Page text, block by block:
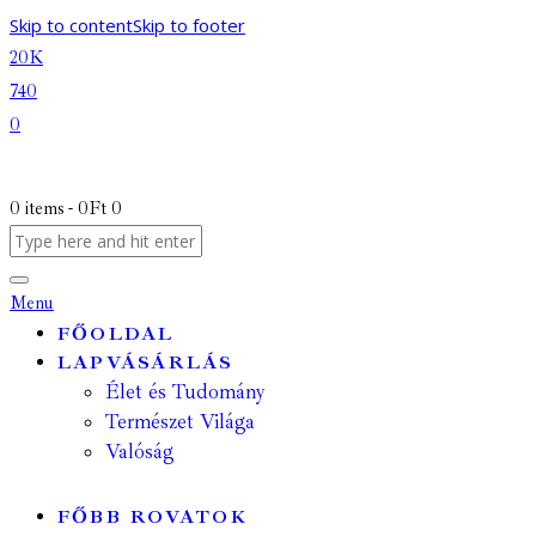
Skip to contentSkip to footer
20K
740
0
0 items - 0Ft 0
Menu
FŐOLDAL
LAPVÁSÁRLÁS
Élet és Tudomány
Természet Világa
Valóság
FŐBB ROVATOK